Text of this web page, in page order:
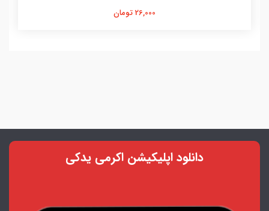
26,000 تومان
دانلود اپلیکیشن اکرمی یدکی